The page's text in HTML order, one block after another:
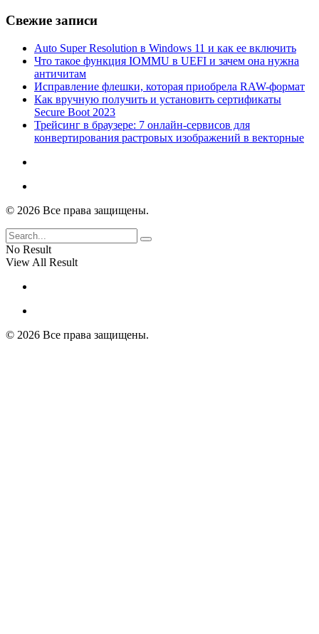
Свежие записи
Auto Super Resolution в Windows 11 и как ее включить
Что такое функция IOMMU в UEFI и зачем она нужна
античитам
Исправление флешки, которая приобрела RAW-формат
Как вручную получить и установить сертификаты
Secure Boot 2023
Трейсинг в браузере: 7 онлайн-сервисов для
конвертирования растровых изображений в векторные
© 2026 Все права защищены.
No Result
View All Result
© 2026 Все права защищены.